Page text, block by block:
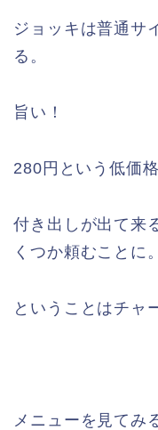
ジョッキは普通サ
る。
旨い！
280円という低価
付き出しが出て来
くつか頼むことに。
ということはチャ
メニューを見てみ